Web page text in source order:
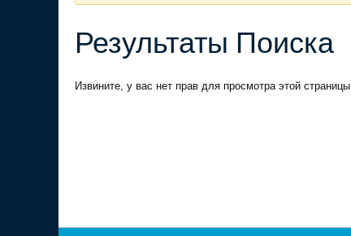
Результаты Поиска
Извините, у вас нет прав для просмотра этой страницы